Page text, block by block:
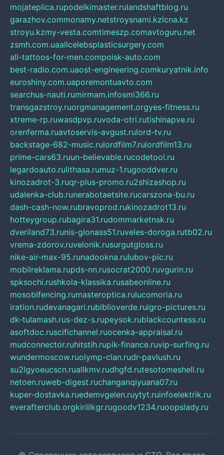
mojateplica.rupodelkimaster.rulandshaftblog.ru
garazhov.commonamy.netstroysnami.kzlcna.kz
stroyu.kzmy-vesta.comtimeszp.comavtoguru.net
zsmh.com.uaallcelebsplasticsurgery.com
all-tattoos-for-men.compoisk-auto.com
best-radio.com.uaost-engineering.comkuryatnik.info
euroshiny.com.uaporemontuavto.com
searchus-nauti.rumirmam.infosmi366.ru
transgazstroy.ruorgmanagement.orgyes-fitness.ru
xtreme-rp.ruwasdpvp.ruvoda-otri.rutishinapve.ru
orenferma.ruavtoservis-avgust.rulord-tv.ru
backstage-682-music.rulordfilm7.rulordfilm13.ru
prime-cars63.ruun-believable.rucodetool.ru
legardoauto.rulithasa.rumuz-1.rugooddver.ru
kinozadrot-3.ruqr-plus-promo.ru2shizashop.ru
udalenka-club.runerabotaetsite.rucarszona-bu.ru
dash-cash-now.rubravoprod.rukinozadrot13.ru
hotteygroup.rubagira31.rudommarketnsk.ru
dveriland73.runis-glonass51.ruveles-doroga.rutb02.ru
vrema-zdorov.ruvelonik.rusurgutgloss.ru
nike-air-max-95.runadookna.rulubov-pic.ru
mobilreklama.rupds-nn.rusocrat2000.ruvgurin.ru
spksochi.rushkola-klassika.rusabeonline.ru
mosoblfencing.rumasteroptica.rulucomoria.ru
iration.rudevanagari.rubiblioverde.ruigro-pictures.ru
dk-tulamash.rus-dez-s.rupeysok.rublackcountess.ru
asoftdoc.ruscifichannel.ruocenka-appraisal.ru
mudconnector.ruhitstih.rupik-finance.ruvip-surfing.ru
wundermoscow.ruolymp-clan.rudr-pavlush.ru
su2lgyoeucscn.ruallkmv.rudhgfd.rutesotomeshell.ru
netoen.ruweb-digest.ruchanganqiyuana07.ru
kuper-dostavka.ruedemvgelen.ruytyt.ruinfoelektrik.ru
everafterclub.orgkirillkgr.rugoodv1234.ruoopslady.ru